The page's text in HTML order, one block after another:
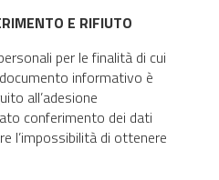
E RIFIUTO
per le finalità di cui
informativo è
all’adesione
conferimento dei dati
l’impossibilità di ottenere